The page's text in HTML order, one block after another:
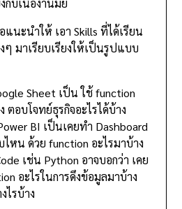
กับเนื้องานมั้ย
นะนำให้ เอา Skills ที่ได้เรียน
ๆ มาเรียบเรียงให้เป็นรูปแบบ
Sheet เป็น ใช้ function
ตอบโจทย์ธุรกิจอะไรได้บ้าง
BI เป็นเคยทำ Dashboard
ไหน ด้วย function อะไรมาบ้าง
เช่น Python อาจบอกว่า เคย
อะไรในการดึงข้อมูลมาบ้าง
ไรบ้าง